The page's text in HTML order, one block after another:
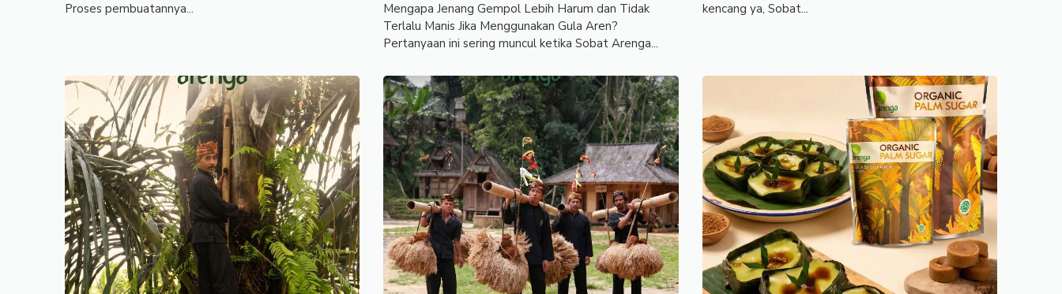
Proses pembuatannya...
Mengapa Jenang Gempol Lebih Harum dan Tidak
Terlalu Manis Jika Menggunakan Gula Aren?
Pertanyaan ini sering muncul ketika Sobat Arenga...
kencang ya, Sobat...